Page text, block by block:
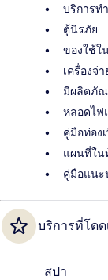
บริการท
ตู้นิรภัย
ของใช้ใ
เครื่องจ่
มีผลิตภัณ
หลอดไฟ
คู่มือท่อง
แผนที่ใน
คู่มือแนะ
บริการที่โดด
สปา